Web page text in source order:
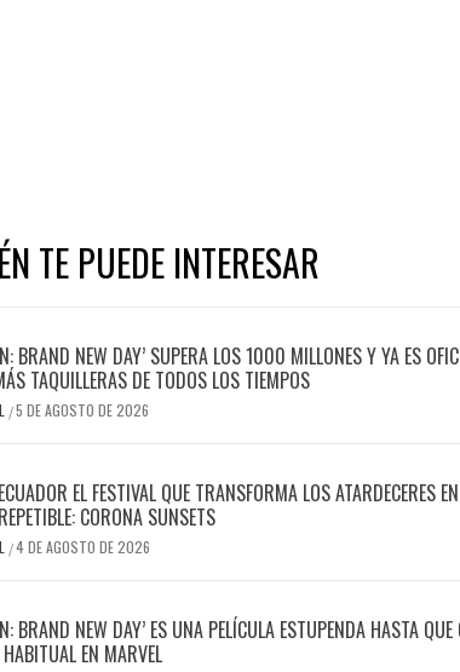
TE PUEDE INTERESAR
BRAND NEW DAY’ SUPERA LOS 1000 MILLONES Y YA ES
TAQUILLERAS DE TODOS LOS TIEMPOS
/5 DE AGOSTO DE 2026
EL FESTIVAL QUE TRANSFORMA LOS ATARDECERES
CORONA SUNSETS
/4 DE AGOSTO DE 2026
BRAND NEW DAY’ ES UNA PELÍCULA ESTUPENDA HASTA
EN MARVEL